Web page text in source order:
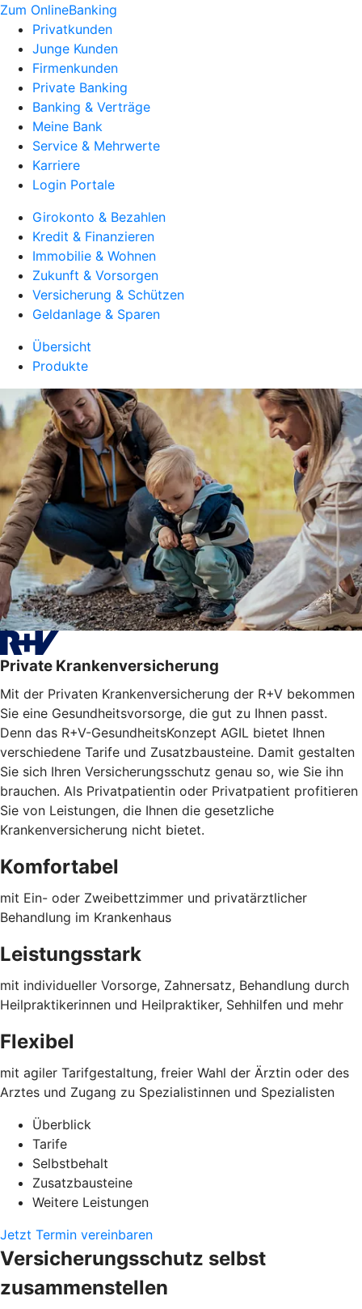
Zum OnlineBanking
Privatkunden
Junge Kunden
Firmenkunden
Private Banking
Banking & Verträge
Meine Bank
Service & Mehrwerte
Karriere
Login Portale
Girokonto & Bezahlen
Kredit & Finanzieren
Immobilie & Wohnen
Zukunft & Vorsorgen
Versicherung & Schützen
Geldanlage & Sparen
Übersicht
Produkte
Private Krankenversicherung
Mit der Privaten Krankenversicherung der R+V bekommen
Sie eine Gesundheitsvorsorge, die gut zu Ihnen passt.
Denn das R+V-GesundheitsKonzept AGIL bietet Ihnen
verschiedene Tarife und Zusatzbausteine. Damit gestalten
Sie sich Ihren Versicherungsschutz genau so, wie Sie ihn
brauchen. Als Privatpatientin oder Privatpatient profitieren
Sie von Leistungen, die Ihnen die gesetzliche
Krankenversicherung nicht bietet.
Komfortabel
mit Ein- oder Zweibettzimmer und privatärztlicher
Behandlung im Krankenhaus
Leistungsstark
mit individueller Vorsorge, Zahnersatz, Behandlung durch
Heilpraktikerinnen und Heilpraktiker, Sehhilfen und mehr
Flexibel
mit agiler Tarifgestaltung, freier Wahl der Ärztin oder des
Arztes und Zugang zu Spezialistinnen und Spezialisten
Überblick
Tarife
Selbstbehalt
Zusatzbausteine
Weitere Leistungen
Jetzt Termin vereinbaren
Versicherungsschutz selbst
zusammenstellen